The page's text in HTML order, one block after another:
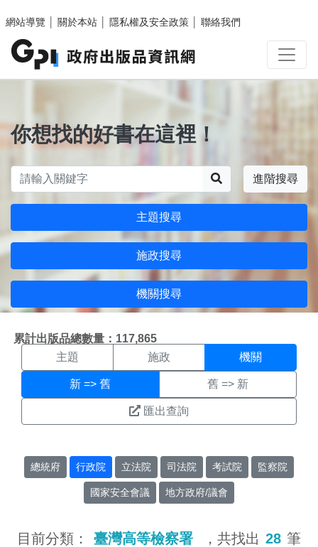
網站導覽
關於本站 隱私權及安全政策 聯絡我們
你想找的好書在這裡！
進階搜尋
主題搜尋
施政搜尋
機關搜尋
累計出版品總數量：117,865
機關搜尋結果頁面
主題 施政 機關
新 => 舊 舊 => 新
匯出查詢
總統府 行政院 立法院 司法院 考試院 監察院
國家安全會議 地方政府/議會
目前分類： 臺灣高等檢察署 ，共找出 28 筆